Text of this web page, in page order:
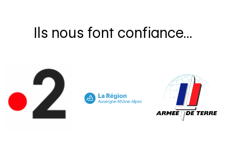
Ils nous font confiance...